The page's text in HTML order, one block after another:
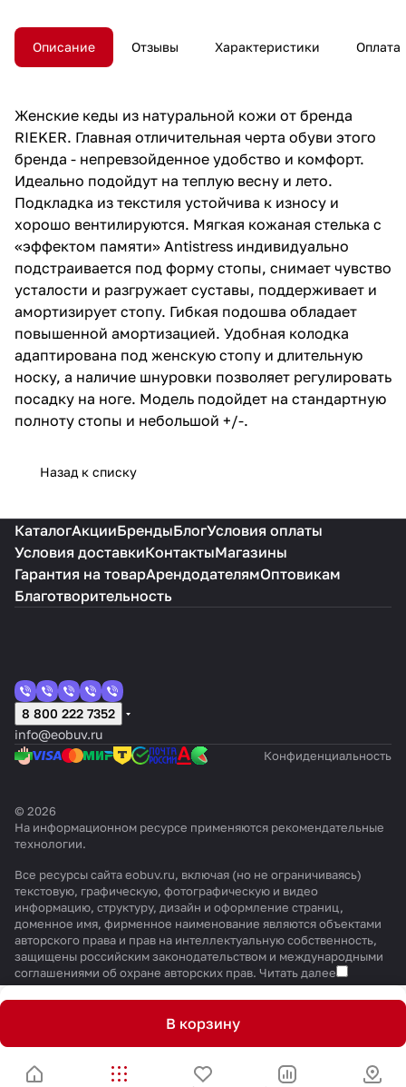
из текстиля устойчива к износу
и хорошо вентилируются.
Мягкая кожаная стелька с
чувство усталости и разгружает
суставы, поддерживает и
амортизирует стопу. Гибкая
подошва обладает повышенной
амортизацией. Удобная
колодка адаптирована под
женскую стопу и длительную
носку, а наличие шнуровки
позволяет регулировать
посадку на ноге. Модель
подойдет на стандартную
полноту стопы и небольшой +/-.
Описание Отзывы Характеристики Оплата
Женские кеды из натуральной кожи от бренда
RIEKER. Главная отличительная черта обуви этого
бренда - непревзойденное удобство и комфорт.
Идеально подойдут на теплую весну и лето.
Подкладка из текстиля устойчива к износу и
хорошо вентилируются. Мягкая кожаная стелька с
«эффектом памяти» Antistress индивидуально
подстраивается под форму стопы, снимает чувство
усталости и разгружает суставы, поддерживает и
амортизирует стопу. Гибкая подошва обладает
повышенной амортизацией. Удобная колодка
адаптирована под женскую стопу и длительную
носку, а наличие шнуровки позволяет регулировать
посадку на ноге. Модель подойдет на стандартную
полноту стопы и небольшой +/-.
Назад к списку
В корзину
КаталогАкцииБрендыБлогУсловия оплаты
Условия доставкиКонтактыМагазины
Гарантия на товарАрендодателямОптовикам
Благотворительность
8 800 222 7352
info@eobuv.ru
Конфиденциальность
© 2026
На информационном ресурсе применяются рекомендательные
технологии.
Все ресурсы сайта eobuv.ru, включая (но не ограничиваясь)
текстовую, графическую, фотографическую и видео
информацию, структуру, дизайн и оформление страниц,
доменное имя, фирменное наименование являются объектами
авторского права и прав на интеллектуальную собственность,
защищены российским законодательством и международными
соглашениями об охране авторских прав. Читать далее